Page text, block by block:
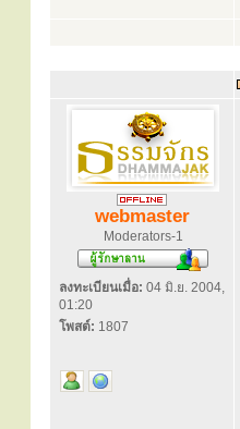
webmaster
Moderators-1
ลงทะเบียนเมื่อ: 04 มิ.ย. 2004,
01:20
โพสต์: 1807